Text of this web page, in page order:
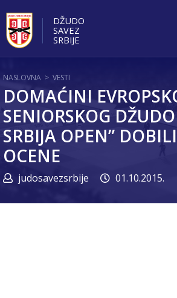
DŽUDO
SAVEZ
SRBIJE
NASLOVNA > VESTI
DOMAĆINI
SENIORSKOG
SRBIJA OPEN”
OCENE
judosavezsrbije 01.10.2015.